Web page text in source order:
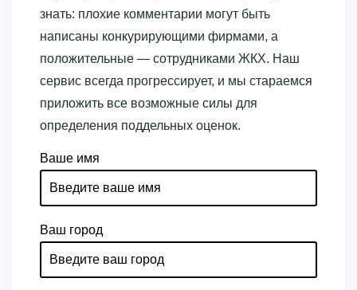
знать: плохие комментарии могут быть
написаны конкурирующими фирмами, а
положительные — сотрудниками ЖКХ. Наш
сервис всегда прогрессирует, и мы стараемся
приложить все возможные силы для
определения поддельных оценок.
Ваше имя
Ваш город